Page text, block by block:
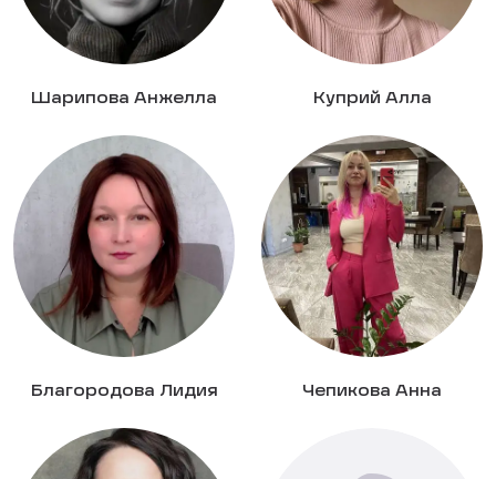
Шарипова Анжелла Куприй Алла
Благородова Лидия Чепикова Анна